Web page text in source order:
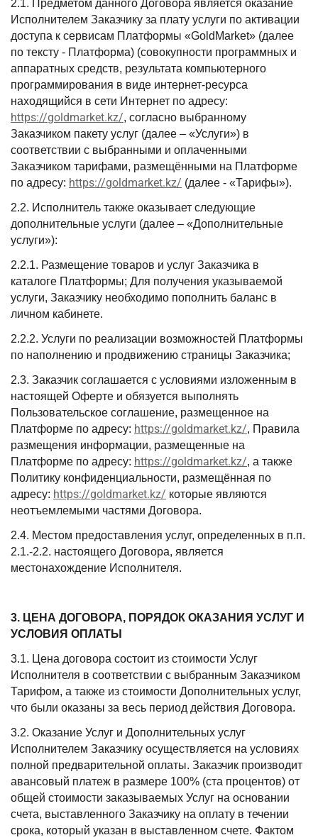
2.1. Предметом данного Договора является оказание
Исполнителем Заказчику за плату услуги по активации
доступа к сервисам Платформы «GoldMarket» (далее
по тексту - Платформа) (совокупности программных и
аппаратных средств, результата компьютерного
программирования в виде интернет-ресурса
находящийся в сети Интернет по адресу:
https://goldmarket.kz/, согласно выбранному
Заказчиком пакету услуг (далее – «Услуги») в
соответствии с выбранными и оплаченными
Заказчиком тарифами, размещёнными на Платформе
по адресу: https://goldmarket.kz/ (далее - «Тарифы»).
2.2. Исполнитель также оказывает следующие
дополнительные услуги (далее – «Дополнительные
услуги»):
2.2.1. Размещение товаров и услуг Заказчика в
каталоге Платформы; Для получения указываемой
услуги, Заказчику необходимо пополнить баланс в
личном кабинете.
2.2.2. Услуги по реализации возможностей Платформы
по наполнению и продвижению страницы Заказчика;
2.3. Заказчик соглашается с условиями изложенным в
настоящей Оферте и обязуется выполнять
Пользовательское соглашение, размещенное на
Платформе по адресу: https://goldmarket.kz/, Правила
размещения информации, размещенные на
Платформе по адресу: https://goldmarket.kz/, а также
Политику конфиденциальности, размещённая по
адресу: https://goldmarket.kz/ которые являются
неотъемлемыми частями Договора.
2.4. Местом предоставления услуг, определенных в п.п.
2.1.-2.2. настоящего Договора, является
местонахождение Исполнителя.
3. ЦЕНА ДОГОВОРА, ПОРЯДОК ОКАЗАНИЯ УСЛУГ И
УСЛОВИЯ ОПЛАТЫ
3.1. Цена договора состоит из стоимости Услуг
Исполнителя в соответствии с выбранным Заказчиком
Тарифом, а также из стоимости Дополнительных услуг,
что были оказаны за весь период действия Договора.
3.2. Оказание Услуг и Дополнительных услуг
Исполнителем Заказчику осуществляется на условиях
полной предварительной оплаты. Заказчик производит
авансовый платеж в размере 100% (ста процентов) от
общей стоимости заказываемых Услуг на основании
счета, выставленного Заказчику на оплату в течении
срока, который указан в выставленном счете. Фактом